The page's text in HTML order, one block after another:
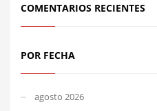
COMENTARIOS RECIENTES
POR FECHA
agosto 2026